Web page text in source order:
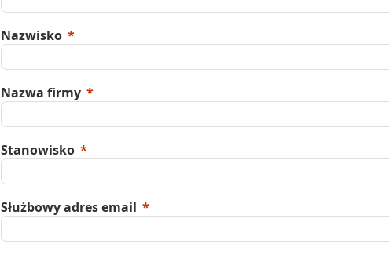
Nazwisko
Nazwa firmy
Stanowisko
Służbowy adres email